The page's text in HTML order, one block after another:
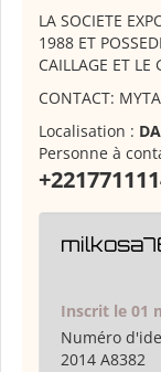
LA SOCIETE
1988 ET
CAILLAGE ET
CONTACT:
Localisation :
Personne à
Inscrit le 01
Numéro
2014 A8382